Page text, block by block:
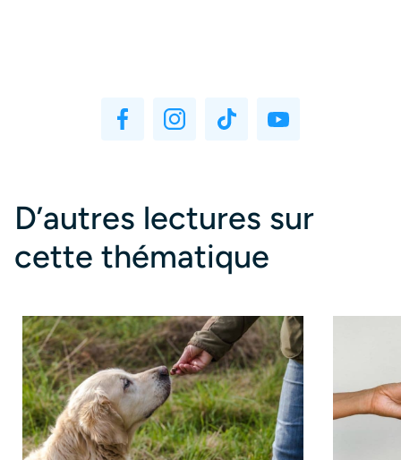
D’autres lectures sur
cette thématique